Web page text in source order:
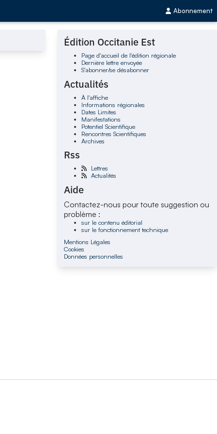
Abonnement
Édition Occitanie Est
Page d'accueil de l'édition régionale
Dernière lettre envoyée
S'abonner/se désabonner
Actualités
À l'affiche
Informations régionales
Dates Limites
Manifestations
Potentiel Scientifique
Rencontres Scientifiques
Archives
Rss
Lettres
Actualités
Aide
Contactez-nous pour toute suggestion ou
problème :
sur le contenu éditorial
sur le fonctionnement technique
Mentions Légales
Cookies
Données personnelles